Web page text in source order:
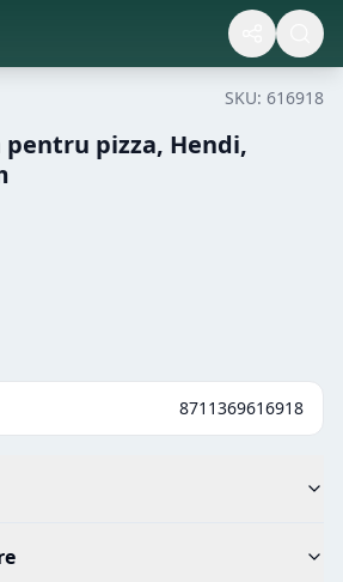
SKU: 616918
pizza, Hendi,
8711369616918